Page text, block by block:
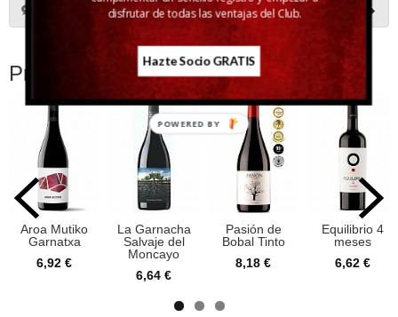
Comentarios
Productos Relacionados
Aroa Mutiko
Garnatxa
6,92 €
La Garnacha
Salvaje del
Moncayo
6,64 €
Pasión de
Bobal Tinto
8,18 €
Equilibrio 4
meses
6,62 €
disfrutar de todas las ventajas del Club.
Hazte Socio GRATIS
POWERED BY